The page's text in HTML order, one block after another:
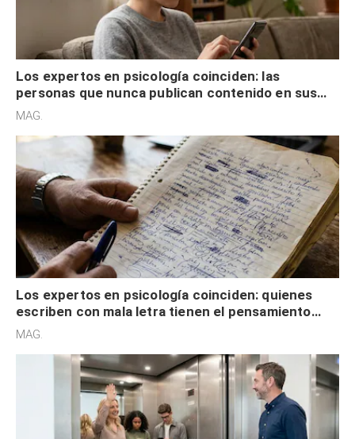
Los expertos en psicología coinciden: las
personas que nunca publican contenido en sus
redes sociales no pretenden buscar validación
MAG.
Los expertos en psicología coinciden: quienes
escriben con mala letra tienen el pensamiento
acelerado y no lo hacen por desinterés
MAG.